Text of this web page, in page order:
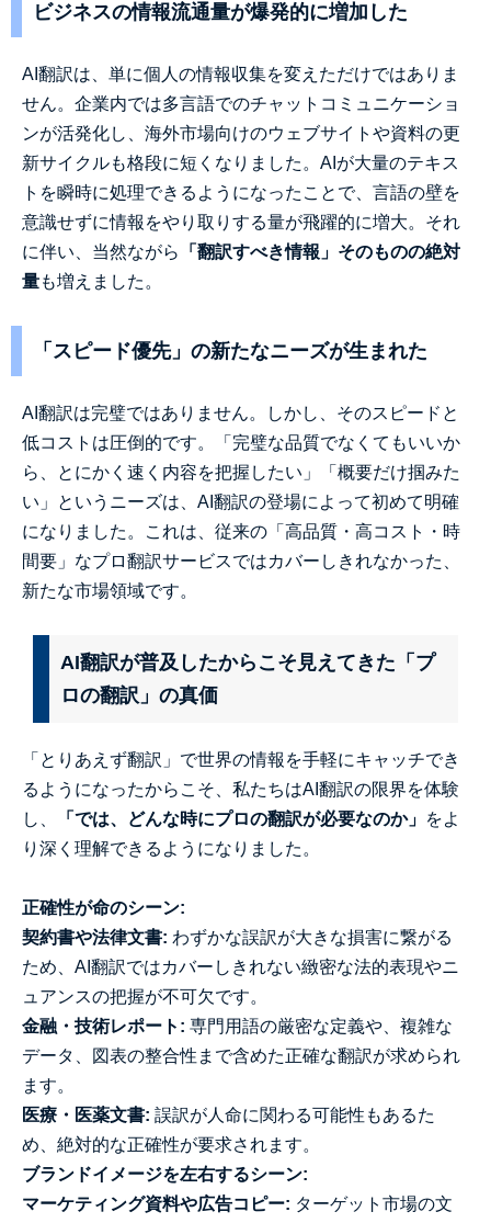
ビジネスの情報流通量が爆発的に増加した
AI翻訳は、単に個人の情報収集を変えただけではありま
せん。企業内では多言語でのチャットコミュニケーショ
ンが活発化し、海外市場向けのウェブサイトや資料の更
新サイクルも格段に短くなりました。AIが大量のテキス
トを瞬時に処理できるようになったことで、言語の壁を
意識せずに情報をやり取りする量が飛躍的に増大。それ
に伴い、当然ながら
「翻訳すべき情報」そのものの絶対
量も増えました。
「スピード優先」の新たなニーズが生まれた
AI翻訳は完璧ではありません。しかし、そのスピードと
低コストは圧倒的です。「完璧な品質でなくてもいいか
ら、とにかく速く内容を把握したい」「概要だけ掴みた
い」というニーズは、AI翻訳の登場によって初めて明確
になりました。これは、従来の「高品質・高コスト・時
間要」なプロ翻訳サービスではカバーしきれなかった、
新たな市場領域です。
AI翻訳が普及したからこそ見えてきた「プ
ロの翻訳」の真価
「とりあえず翻訳」で世界の情報を手軽にキャッチでき
るようになったからこそ、私たちはAI翻訳の限界を体験
し、
「では、どんな時にプロの翻訳が必要なのか」 をよ
り深く理解できるようになりました。
正確性が命のシーン:
契約書や法律文書: わずかな誤訳が大きな損害に繋がる
ため、AI翻訳ではカバーしきれない緻密な法的表現やニ
ュアンスの把握が不可欠です。
金融・技術レポート: 専門用語の厳密な定義や、複雑な
データ、図表の整合性まで含めた正確な翻訳が求められ
ます。
医療・医薬文書: 誤訳が人命に関わる可能性もあるた
め、絶対的な正確性が要求されます。
ブランドイメージを左右するシーン:
マーケティング資料や広告コピー: ターゲット市場の文